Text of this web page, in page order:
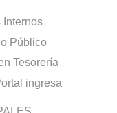
Internos
Público
Tesorería
ingresa